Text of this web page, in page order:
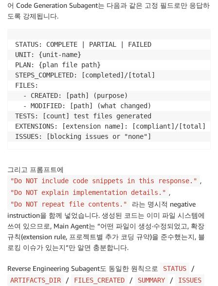
어 Code Generation Subagent는 다음과 같은 고정 필드로만 응답하
도록 강제됩니다.
STATUS: COMPLETE | PARTIAL | FAILED
UNIT: {unit-name}
PLAN: {plan file path}
STEPS_COMPLETED: [completed]/[total]
FILES:
  - CREATED: [path] (purpose)
  - MODIFIED: [path] (what changed)
TESTS: [count] test files generated
EXTENSIONS: [extension name]: [compliant]/[total]
그리고 프롬프트에
"Do NOT include code snippets in this response." ,
"Do NOT explain implementation details." ,
"Do NOT repeat file contents."
라는 명시적 negative
instruction을 함께 넣었습니다. 생성된 코드는 이미 파일 시스템에
쓰여 있으므로, Main Agent는 “어떤 파일이 생성·수정되었고, 확장
규칙(extension rule, 프로젝트별 추가 코딩 규약)을 준수했는지, 블
로킹 이슈가 있는지”만 알면 충분합니다.
Reverse Engineering Subagent도 동일한 원칙으로 STATUS /
ARTIFACTS_DIR / FILES_CREATED / SUMMARY / ISSUES